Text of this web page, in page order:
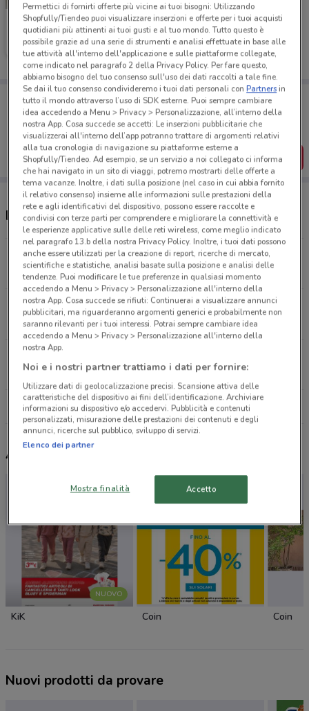
Atala
Scade il 31/12 738 m
Porta DoveConviene sempre con te!
Puoi trovare le migliori offerte dei negozi vicino a te,
salvarle e creare la tua lista del risparmio, comodamente
dal tuo cellulare.
SCARICA L’APP
Negozi Atala a Trieste
VIA CRISPI 9 Trieste
737 m
VIA PIETA' 3 Trieste
888 m
VIA FLAVIA, 47 Trieste
4.3 km
Tutti i negozi Atala
Altri volantini nelle vicinanze
NUOVO
KiK Coin Coin
Nuovi prodotti da provare
Permettici di fornirti offerte più vicine ai tuoi bisogni: Utilizzando
Shopfully/Tiendeo puoi visualizzare inserzioni e offerte per i tuoi acquisti
quotidiani più attinenti ai tuoi gusti e al tuo mondo. Tutto questo è
possibile grazie ad una serie di strumenti e analisi effettuate in base alle
tue attività all'interno dell'applicazione e sulle piattaforme collegate,
come indicato nel paragrafo 2 della Privacy Policy. Per fare questo,
abbiamo bisogno del tuo consenso sull'uso dei dati raccolti a tale fine.
Se dai il tuo consenso condivideremo i tuoi dati personali conPartnersin
tutto il mondo attraverso l’uso di SDK esterne. Puoi sempre cambiare
idea accedendo a Menu > Privacy > Personalizzazione, all’interno della
nostra App. Cosa succede se accetti: Le inserzioni pubblicitarie che
visualizzerai all'interno dell’app potranno trattare di argomenti relativi
alla tua cronologia di navigazione su piattaforme esterne a
Shopfully/Tiendeo. Ad esempio, se un servizio a noi collegato ci informa
che hai navigato in un sito di viaggi, potremo mostrarti delle offerte a
tema vacanze. Inoltre, i dati sulla posizione (nel caso in cui abbia fornito
il relativo consenso) insieme alle informazioni sulle prestazioni della
rete e agli identificativi del dispositivo, possono essere raccolte e
condivisi con terze parti per comprendere e migliorare la connettività e
le esperienze applicative sulle delle reti wireless, come meglio indicato
nel paragrafo 13.b della nostra Privacy Policy. Inoltre, i tuoi dati possono
anche essere utilizzati per la creazione di report, ricerche di mercato,
scientifiche e statistiche, analisi basate sulla posizione e analisi delle
tendenze. Puoi modificare le tue preferenze in qualsiasi momento
accedendo a Menu > Privacy > Personalizzazione all'interno della
nostra App. Cosa succede se rifiuti: Continuerai a visualizzare annunci
pubblicitari, ma riguarderanno argomenti generici e probabilmente non
saranno rilevanti per i tuoi interessi. Potrai sempre cambiare idea
accedendo a Menu > Privacy > Personalizzazione all'interno della
nostra App.
Noi e i nostri partner trattiamo i dati per fornire:
Utilizzare dati di geolocalizzazione precisi. Scansione attiva delle
caratteristiche del dispositivo ai fini dell’identificazione. Archiviare
informazioni su dispositivo e/o accedervi. Pubblicità e contenuti
personalizzati, misurazione delle prestazioni dei contenuti e degli
annunci, ricerche sul pubblico, sviluppo di servizi.
Elenco dei partner
Mostra finalità Accetto